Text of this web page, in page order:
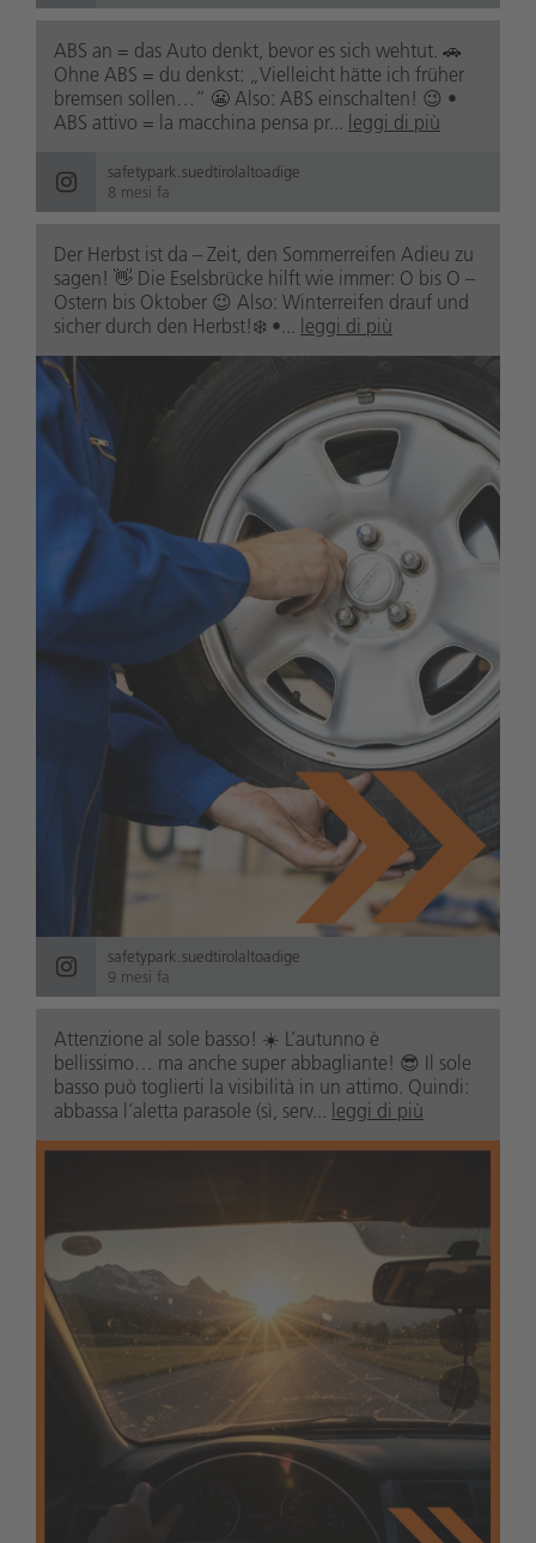
ABS an = das Auto denkt, bevor es sich wehtut. 🚗
Ohne ABS = du denkst: „Vielleicht hätte ich früher
bremsen sollen…“ 😬 Also: ABS einschalten! 😉 •
ABS attivo = la macchina pensa pr... leggi di più
safetypark.suedtirolaltoadige
8 mesi fa
Der Herbst ist da – Zeit, den Sommerreifen Adieu zu
sagen! 👋 Die Eselsbrücke hilft wie immer: O bis O –
Ostern bis Oktober 😉 Also: Winterreifen drauf und
sicher durch den Herbst!❄️ •... leggi di più
safetypark.suedtirolaltoadige
9 mesi fa
Attenzione al sole basso! ☀️ L’autunno è
bellissimo… ma anche super abbagliante! 😎 Il sole
basso può toglierti la visibilità in un attimo. Quindi:
abbassa l’aletta parasole (sì, serv... leggi di più